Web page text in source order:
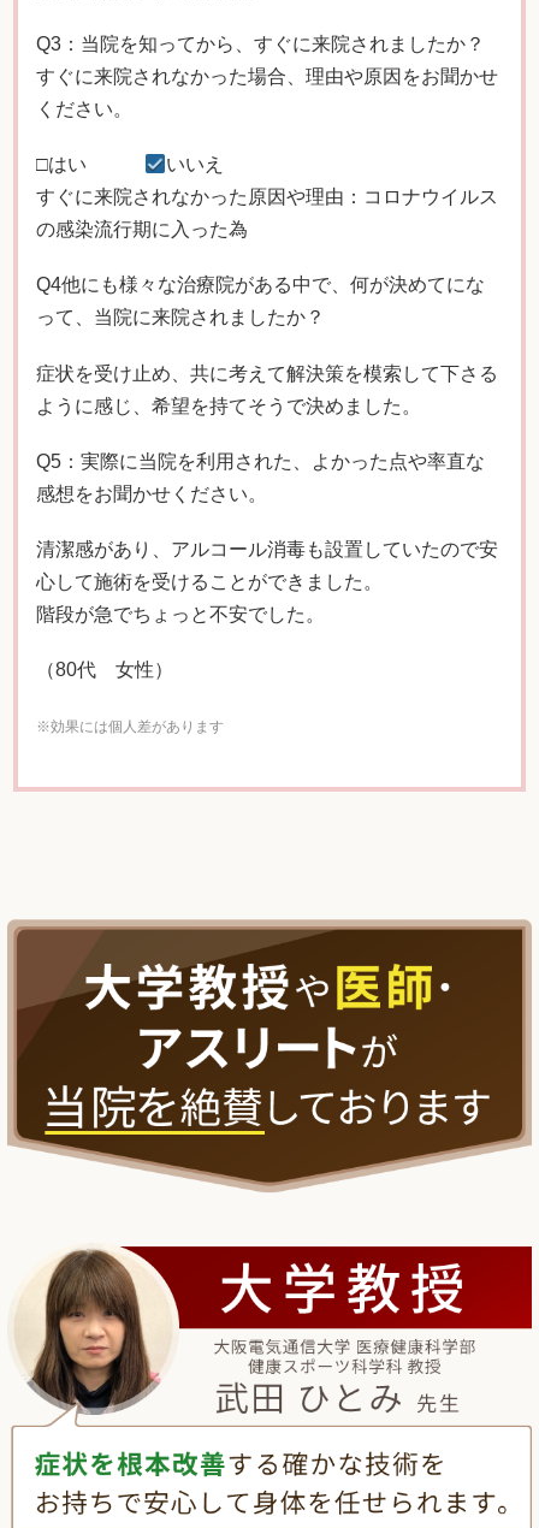
Q3：当院を知ってから、すぐに来院されましたか？
すぐに来院されなかった場合、理由や原因をお聞かせ
ください。
□はい
いいえ
すぐに来院されなかった原因や理由：コロナウイルス
の感染流行期に入った為
Q4他にも様々な治療院がある中で、何が決めてにな
って、当院に来院されましたか？
症状を受け止め、共に考えて解決策を模索して下さる
ように感じ、希望を持てそうで決めました。
Q5：実際に当院を利用された、よかった点や率直な
感想をお聞かせください。
清潔感があり、アルコール消毒も設置していたので安
心して施術を受けることができました。
階段が急でちょっと不安でした。
（80代 女性）
※効果には個人差があります